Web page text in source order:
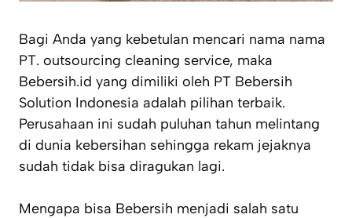
Bagi Anda yang kebetulan mencari nama nama
PT. outsourcing cleaning service, maka
Bebersih.id yang dimiliki oleh PT Bebersih
Solution Indonesia adalah pilihan terbaik.
Perusahaan ini sudah puluhan tahun melintang
di dunia kebersihan sehingga rekam jejaknya
sudah tidak bisa diragukan lagi.
Mengapa bisa Bebersih menjadi salah satu